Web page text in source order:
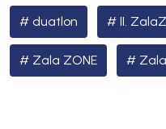
duatlon II.
Zala ZONE